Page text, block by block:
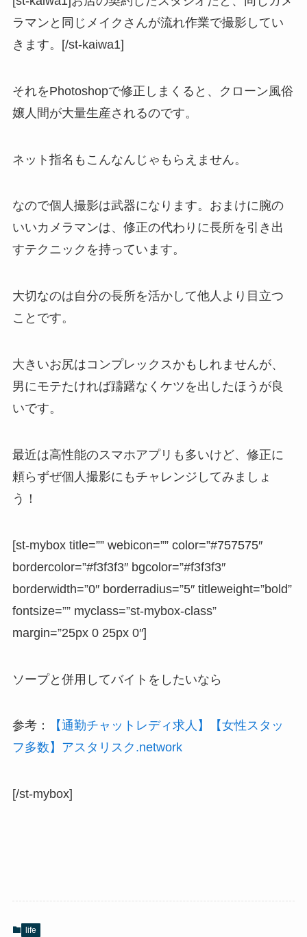
ラマンと同じメイクさんが流れ作業で撮影してい
きます。[/st-kaiwa1]
それをPhotoshopで修正しまくると、クローン風俗
嬢人間が大量生産されるのです。
ネット指名もこんなんじゃもらえません。
なので個人撮影は武器になります。おまけに腕の
いいカメラマンは、修正の代わりに長所を引き出
すテクニックを持っています。
大切なのは自分の長所を活かして他人より目立つ
ことです。
大きいお尻はコンプレックスかもしれませんが、
男にモテたければ躊躇なくケツを出したほうが良
いです。
最近は高性能のスマホアプリも多いけど、修正に
頼らずぜ個人撮影にもチャレンジしてみましょ
う！
[st-mybox title=”” webicon=”” color=”#757575″
bordercolor=”#f3f3f3″ bgcolor=”#f3f3f3″
borderwidth=”0″ borderradius=”5″ titleweight=”bold”
fontsize=”” myclass=”st-mybox-class”
margin=”25px 0 25px 0″]
ソープと併用してバイトをしたいなら
参考：
【通勤チャットレディ求人】【女性スタッ
フ多数】アスタリスク.network
[/st-mybox]
life